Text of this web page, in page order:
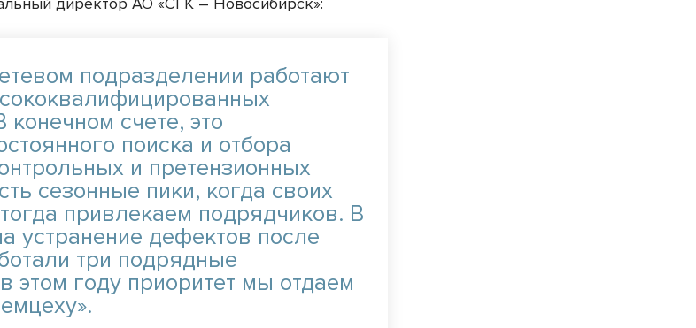
подразделении работают
конечном счете, это
поиска и отбора
и претензионных
сезонные пики, когда своих
привлекаем подрядчиков. В
устранение дефектов после
три подрядные
этом году приоритет мы отдаем